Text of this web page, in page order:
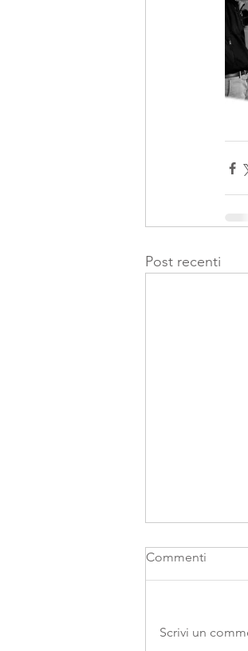
Post recenti
Summer break
Commenti
Scrivi un